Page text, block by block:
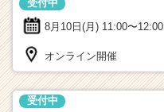
8月10日(月) 11:00〜12:00
受付中
オンライン開催
受付中